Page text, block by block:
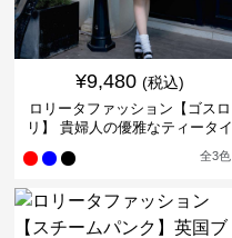
¥9,480 (税込)
ロリータファッション【ゴスロ
リ】 貴婦人の優雅なティータイ
全3色